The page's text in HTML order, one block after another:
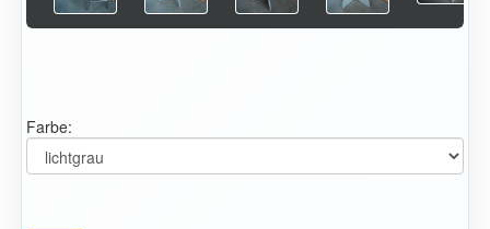
Farbe: